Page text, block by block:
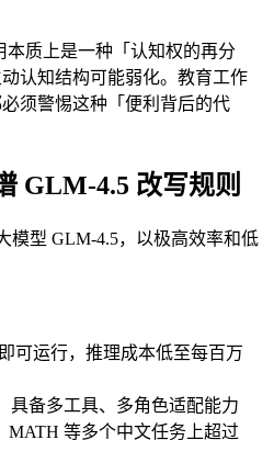
质上是一种「认知权的再分
认知结构可能弱化。教育工作
须警惕这种「便利背后的代
GLM-4.5 改写规则
模型 GLM-4.5，以极高效率和低
可运行，推理成本低至每百万
具备多工具、多角色适配能力
MATH 等多个中文任务上超过